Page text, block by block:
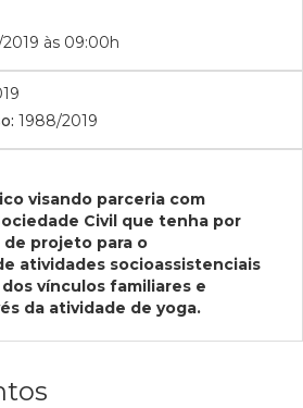
às 09:00h
1988/2019
visando parceria com
Civil que tenha por
projeto para o
atividades socioassistenciais
vínculos familiares e
da atividade de yoga.